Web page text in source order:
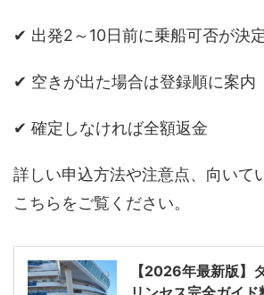
✔ 出発2～10日前に乗船可否が決定
✔ 空きが出た場合は登録順に案内
✔ 確定しなければ全額返金
詳しい申込方法や注意点、向いて
こちらをご覧ください。
【2026年最新版】